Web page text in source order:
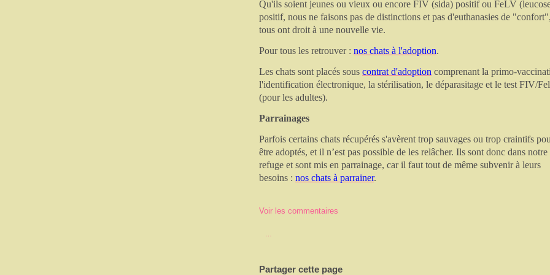
Qu'ils soient jeunes ou vieux ou encore FIV (sida) positif ou FeLV
positif, nous ne faisons pas de distinctions et pas d'euthanasies de "confort",
tous ont droit à une nouvelle vie.
Pour tous les retrouver : nos chats à l'adoption.
Les chats sont placés sous contrat d'adoption comprenant la primo-
l'identification électronique, la stérilisation, le déparasitage et le test FIV/
(pour les adultes).
Parrainages
Parfois certains chats récupérés s'avèrent trop sauvages ou trop craintifs
être adoptés, et il n’est pas possible de les relâcher. Ils sont donc dans notre
refuge et sont mis en parrainage, car il faut tout de même subvenir à leurs
besoins : nos chats à parrainer.
Voir les commentaires
Partager cette page